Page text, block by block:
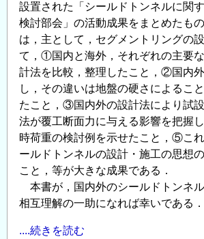
造
物
の
計
画
と
施
工
［2025
年
改
訂
の
設置された「シールドトンネルに関
検討部会」の活動成果をまとめたも
は，主として，セグメントリングの
て，①国内と海外，それぞれの主要
計法を比較，整理したこと，②国内
し，その違いは地盤の硬さによるこ
たこと，③国内外の設計法により試
法が覆工断面力に与える影響を把握
時荷重の検討例を示せたこと，⑤こ
ールドトンネルの設計・施工の思想
こと，等が大きな成果である．
本書が，国内外のシールドトンネ
相互理解の一助になれば幸いである．
....続きを読む